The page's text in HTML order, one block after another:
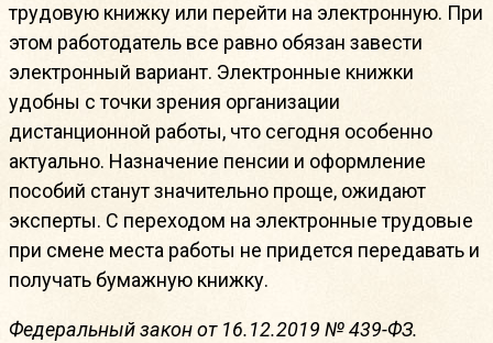
трудовую книжку или перейти на электронную. При
этом работодатель все равно обязан завести
электронный вариант. Электронные книжки
удобны с точки зрения организации
дистанционной работы, что сегодня особенно
актуально. Назначение пенсии и оформление
пособий станут значительно проще, ожидают
эксперты. С переходом на электронные трудовые
при смене места работы не придется передавать и
получать бумажную книжку.
Федеральный закон от 16.12.2019 № 439-ФЗ.